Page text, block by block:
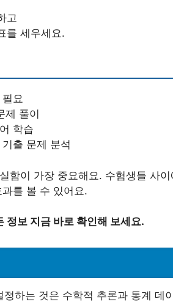
고
를 세우세요.
요
제 풀이
학습
출 문제 분석
함이 가장 중요해요. 수험생들 사
를 볼 수 있어요.
보 지금 바로 확인해 보세요.
하는 것은 수학적 추론과 통계 데